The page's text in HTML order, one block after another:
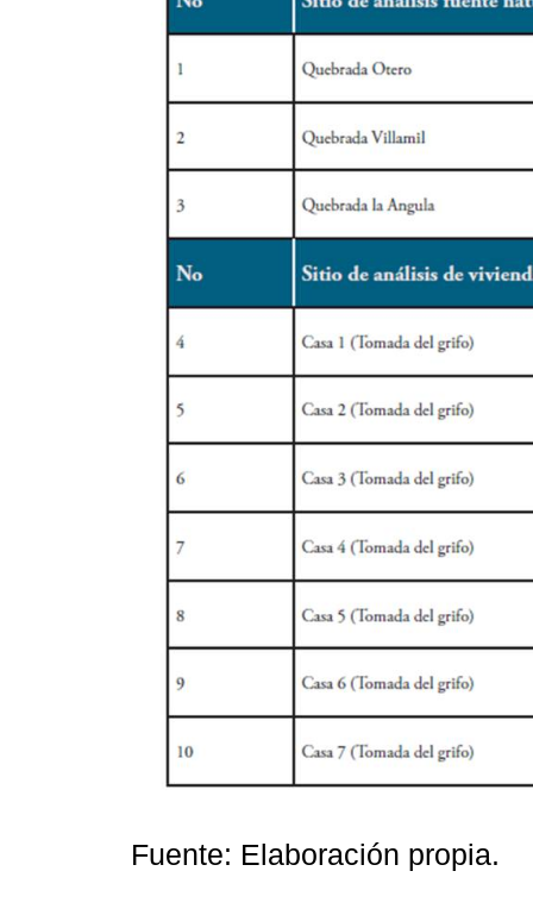
Fuente: Elaboración propia.